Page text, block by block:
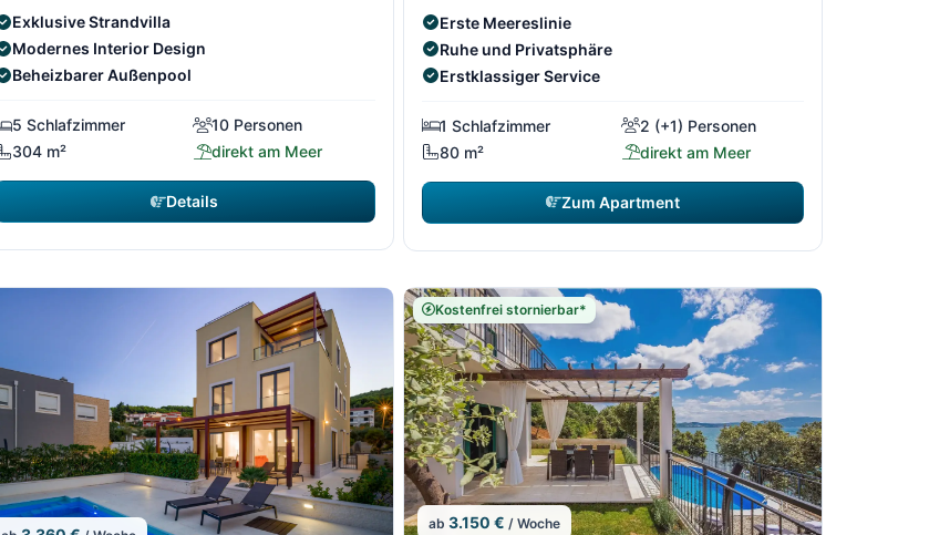
Exklusive Strandvilla
Modernes Interior Design
Beheizbarer Außenpool
5 Schlafzimmer
10 Personen
304 m²
direkt am Meer
Details
Erste Meereslinie
Ruhe und Privatsphäre
Erstklassiger Service
1 Schlafzimmer
2 (+1) Personen
80 m²
direkt am Meer
Zum Apartment
Kostenfrei stornierbar*
ab3.150 € / Woche